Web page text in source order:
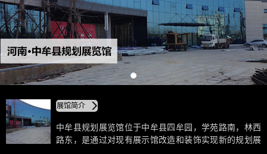
展馆简介
中牟县规划展览馆位于中牟县四牟园，学苑路南，林西
路东，是通过对现有展示馆改造和装饰实现新的规划展